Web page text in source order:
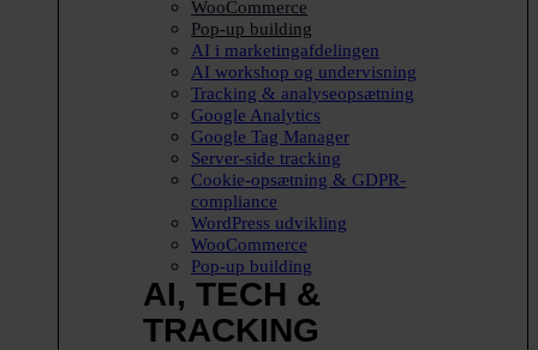
WooCommerce
Pop-up building
AI i marketingafdelingen
AI workshop og undervisning
Tracking & analyseopsætning
Google Analytics
Google Tag Manager
Server-side tracking
Cookie-opsætning & GDPR-
compliance
WordPress udvikling
WooCommerce
Pop-up building
AI, TECH &
TRACKING